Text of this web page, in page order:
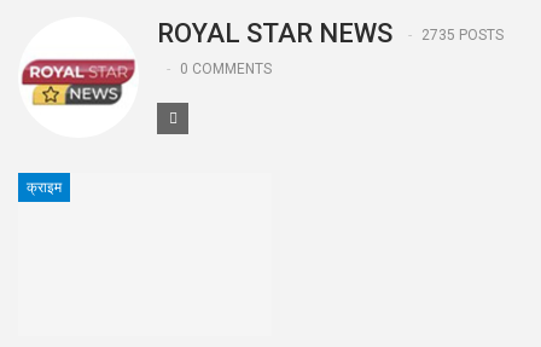
ROYAL STAR NEWS
2735 POSTS
0 COMMENTS
क्राइम